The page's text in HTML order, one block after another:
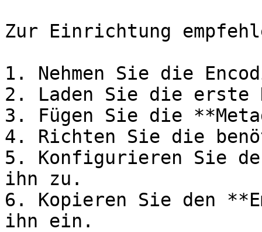
Zur Einrichtung
1. Nehmen Sie die
2. Laden Sie die erste
3. Fügen Sie die
4. Richten Sie die
5. Konfigurieren Sie
ihn zu.
6. Kopieren Sie den
ihn ein.